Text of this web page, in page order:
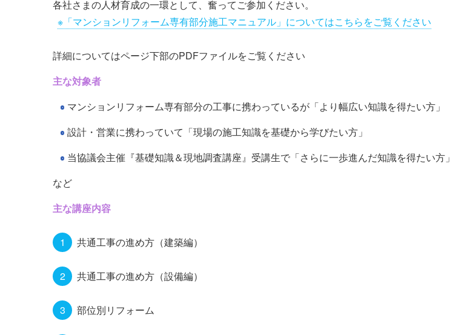
各社さまの人材育成の一環として、奮ってご参加ください。
※「マンションリフォーム専有部分施工マニュアル」についてはこちらをご覧ください
詳細についてはページ下部のPDFファイルをご覧ください
主な対象者
マンションリフォーム専有部分の工事に携わっているが「より幅広い知識を得たい方」
設計・営業に携わっていて「現場の施工知識を基礎から学びたい方」
当協議会主催『基礎知識＆現地調査講座』受講生で「さらに一歩進んだ知識を得たい方」
など
主な講座内容
共通工事の進め方（建築編）
共通工事の進め方（設備編）
部位別リフォーム